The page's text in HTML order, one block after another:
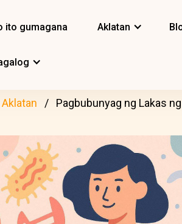
ito gumagana Aklatan
Aklatan Pagbubunyag ng Lakas